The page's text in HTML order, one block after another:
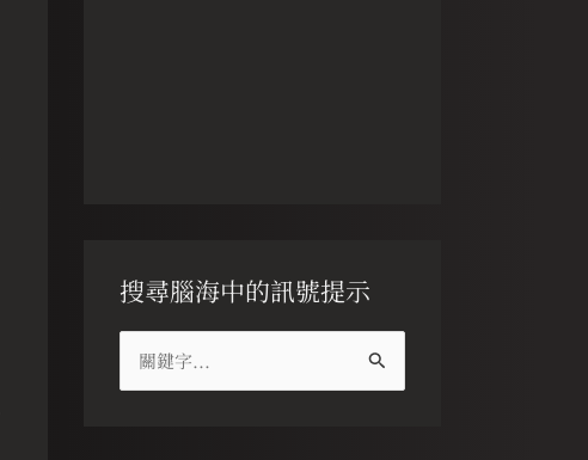
搜尋腦海中的訊號提示